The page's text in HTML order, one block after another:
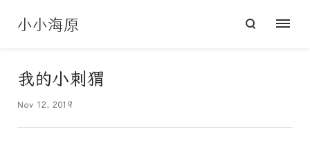
小小海原
我的小刺猬
Nov 12, 2019